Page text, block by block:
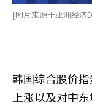
[图片来源于亚洲经济
韩国综合股价
上涨以及对中